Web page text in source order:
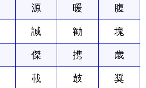
源 暖 腹
誠 勧 塊
傑 携 歳
載 鼓 奨